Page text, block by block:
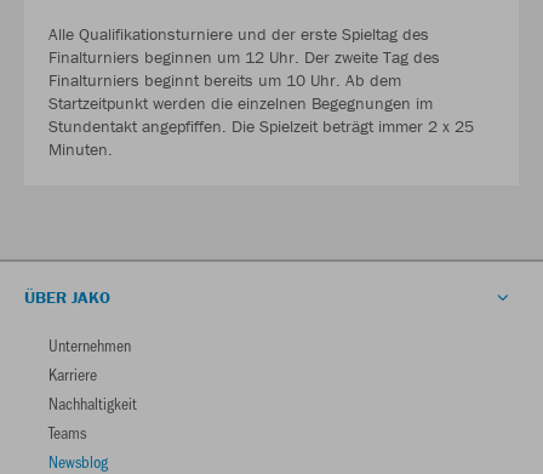
Alle Qualifikationsturniere und der erste Spieltag des
Finalturniers beginnen um 12 Uhr. Der zweite Tag des
Finalturniers beginnt bereits um 10 Uhr. Ab dem
Startzeitpunkt werden die einzelnen Begegnungen im
Stundentakt angepfiffen. Die Spielzeit beträgt immer 2 x 25
Minuten.
ÜBER JAKO
Unternehmen
Karriere
Nachhaltigkeit
Teams
Newsblog